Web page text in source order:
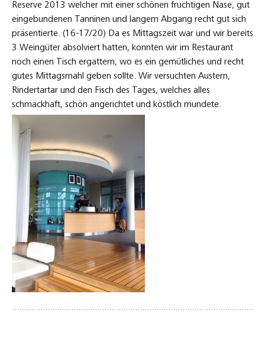
Reserve 2013 welcher mit einer schönen fruchtigen Nase, gut
eingebundenen Tanninen und langem Abgang recht gut sich
präsentierte. (16-17/20) Da es Mittagszeit war und wir bereits
3 Weingüter absolviert hatten, konnten wir im Restaurant
noch einen Tisch ergattern, wo es ein gemütliches und recht
gutes Mittagsmahl geben sollte. Wir versuchten Austern,
Rindertartar und den Fisch des Tages, welches alles
schmackhaft, schön angerichtet und köstlich mundete.